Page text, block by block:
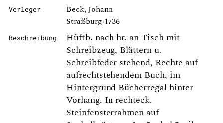
Verleger
Beck, Johann
Straßburg 1736
Beschreibung
Hüftb. nach hr. an Tisch mit
Schreibzeug, Blättern u.
Schreibfeder stehend, Rechte auf
aufrechtstehendem Buch, im
Hintergrund Bücherregal hinter
Vorhang. In rechteck.
Steinfensterrahmen auf